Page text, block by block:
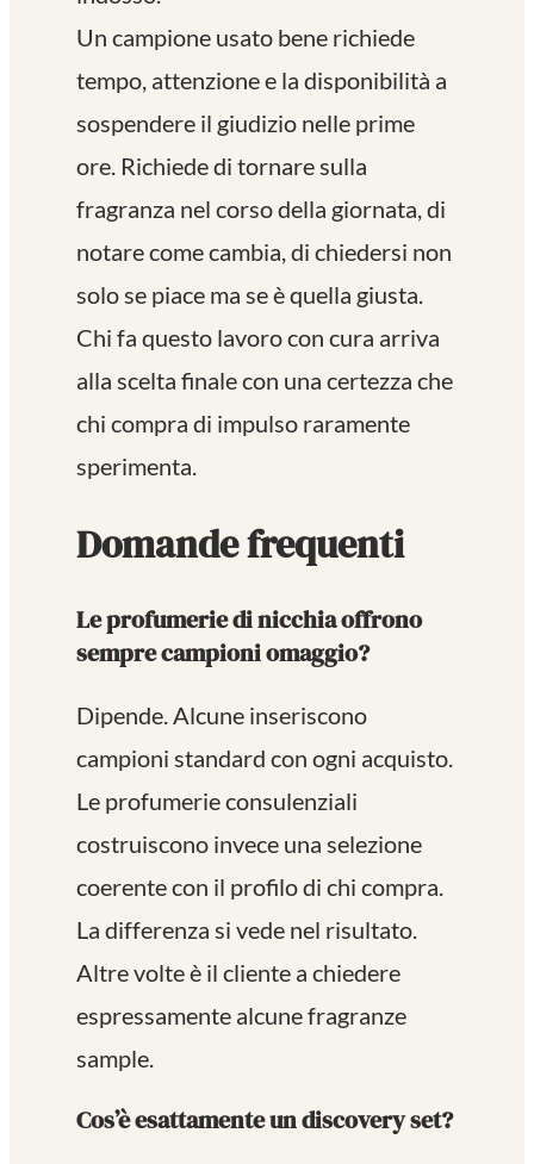
Un campione usato bene richiede
tempo, attenzione e la disponibilità a
sospendere il giudizio nelle prime
ore. Richiede di tornare sulla
fragranza nel corso della giornata, di
notare come cambia, di chiedersi non
solo se piace ma se è quella giusta.
Chi fa questo lavoro con cura arriva
alla scelta finale con una certezza che
chi compra di impulso raramente
sperimenta.
Domande frequenti
Le profumerie di nicchia offrono
sempre campioni omaggio?
Dipende. Alcune inseriscono
campioni standard con ogni acquisto.
Le profumerie consulenziali
costruiscono invece una selezione
coerente con il profilo di chi compra.
La differenza si vede nel risultato.
Altre volte è il cliente a chiedere
espressamente alcune fragranze
sample.
Cos’è esattamente un discovery set?